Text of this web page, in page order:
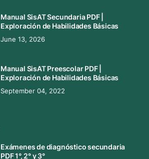
Manual SisAT Secundaria PDF |
Exploración de Habilidades Básicas
June 13, 2026
Manual SisAT Preescolar PDF |
Exploración de Habilidades Básicas
September 04, 2022
Exámenes de diagnóstico secundaria
PDF 1°, 2° y 3°